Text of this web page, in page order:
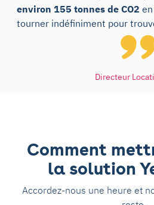
environ 155 tonnes de CO2
tourner indéfiniment pour
Directeur
Comment
la solution
Accordez-nous une heure et